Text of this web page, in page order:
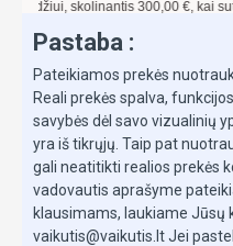
Labai minkštas,
nugarėlės patogios
ergonomiškai
tinkamas mažyliui.
pagalvėlė naujagimiui.
Kėdutės užvalkalas
audinio , bei eko odos .
Kėdutė tinkama vežti
skolinantis300,00€, kai sutartis
Pastaba :
Pateikiamos prekės
Reali prekės spalva,
savybės dėl savo vizualinių
yra iš tikrųjų. Taip pat
gali neatitikti realios prekės
vadovautis aprašyme
klausimams, laukiame Jūsų
vaikutis@vaikutis.lt Jei